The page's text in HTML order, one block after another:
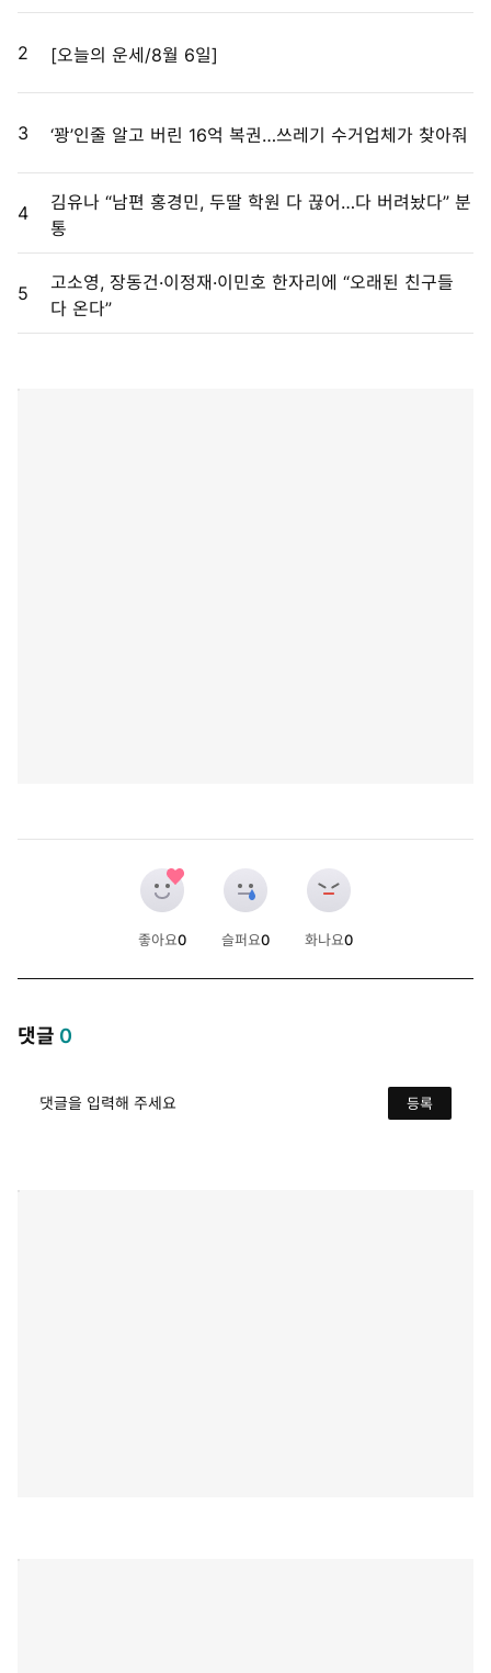
2 [오늘의 운세/8월 6일]
3 ‘꽝’인줄 알고 버린 16억 복권…쓰레기 수거업체가 찾아줘
4
김유나 “남편 홍경민, 두딸 학원 다 끊어…다 버려놨다” 분
통
5
고소영, 장동건·이정재·이민호 한자리에 “오래된 친구들
다 온다”
좋아요0
슬퍼요0
화나요0
댓글 0
댓글을 입력해 주세요 등록